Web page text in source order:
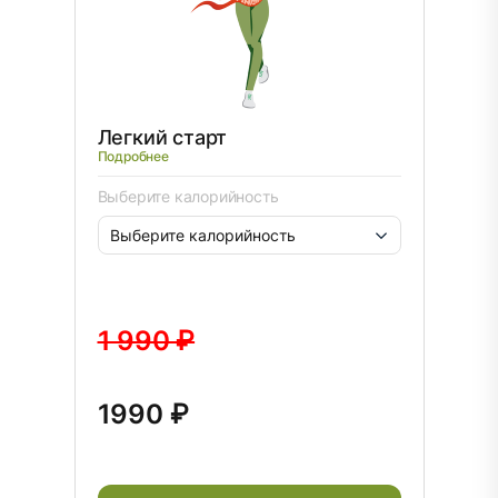
Легкий старт
Подробнее
Выберите калорийность
1 990 ₽
1990 ₽